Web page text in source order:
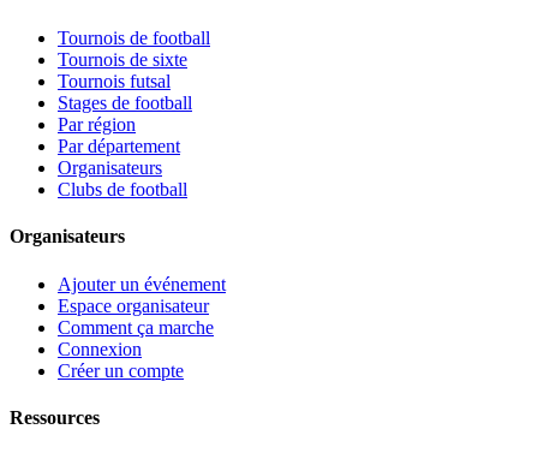
Tournois de football
Tournois de sixte
Tournois futsal
Stages de football
Par région
Par département
Organisateurs
Clubs de football
Organisateurs
Ajouter un événement
Espace organisateur
Comment ça marche
Connexion
Créer un compte
Ressources